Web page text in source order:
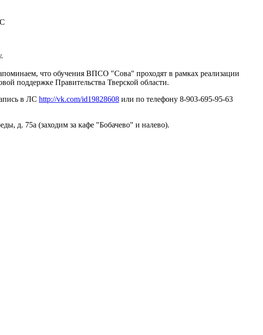
что обучения ВПСО "Сова" проходят в рамках реализации
поддержке Правительства Тверской области.
в ЛС http://vk.com/id19828608 или по телефону 8-903-695-95-63
д. 75а (заходим за кафе "Бобачево" и налево).